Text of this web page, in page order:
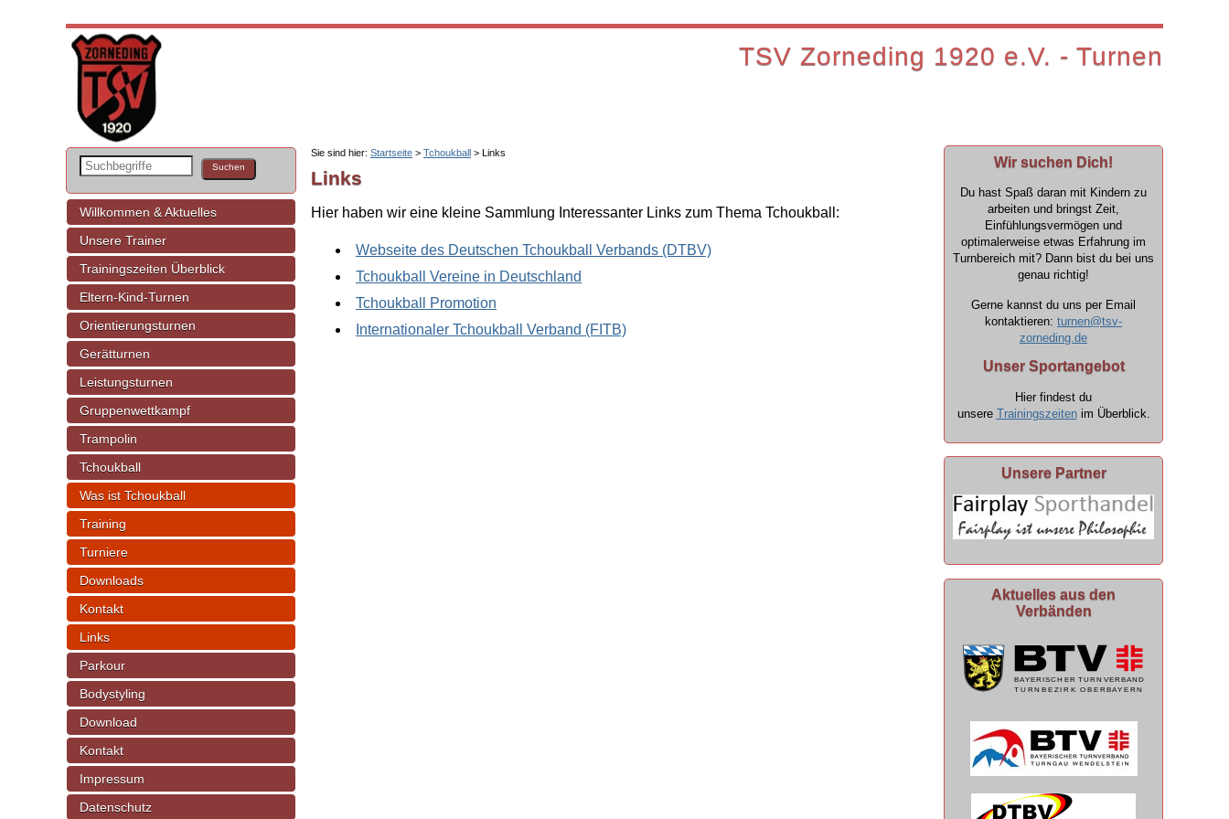
TSV Zorneding 1920 e.V. - Turnen
Willkommen & Aktuelles
Unsere Trainer
Trainingszeiten Überblick
Eltern-Kind-Turnen
Orientierungsturnen
Gerätturnen
Leistungsturnen
Gruppenwettkampf
Trampolin
Tchoukball
Was ist Tchoukball
Training
Turniere
Downloads
Kontakt
Links
Parkour
Bodystyling
Download
Kontakt
Impressum
Datenschutz
Sie sind hier: Startseite > Tchoukball > Links
Links
Hier haben wir eine kleine Sammlung Interessanter Links zum Thema Tchoukball:
Webseite des Deutschen Tchoukball Verbands (DTBV)
Tchoukball Vereine in Deutschland
Tchoukball Promotion
Internationaler Tchoukball Verband (FITB)
Wir suchen Dich!
Du hast Spaß daran mit Kindern zu
arbeiten und bringst Zeit,
Einfühlungsvermögen und
optimalerweise etwas Erfahrung im
Turnbereich mit? Dann bist du bei uns
genau richtig!
Gerne kannst du uns per Email
kontaktieren: turnen@tsv-
zorneding.de
Unser Sportangebot
Hier findest du
unsere Trainingszeitenim Überblick.
Unsere Partner
Aktuelles aus den
Verbänden